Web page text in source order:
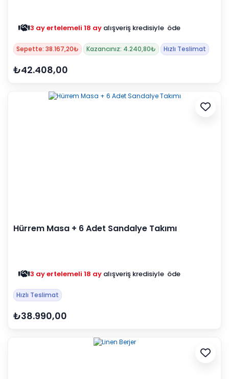
3 ay ertelemeli 18 ay alışveriş kredisiyle öde
Sepette: 38.167,20₺ Kazancınız: 4.240,80₺ Hızlı Teslimat
₺42.408,00
Hürrem Masa + 6 Adet Sandalye Takımı
3 ay ertelemeli 18 ay alışveriş kredisiyle öde
Hızlı Teslimat
₺38.990,00